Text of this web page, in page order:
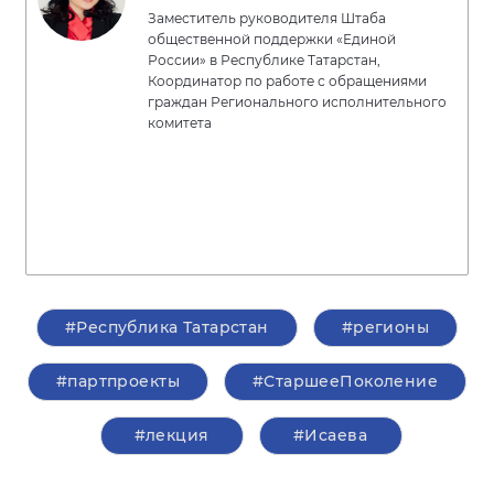
Заместитель руководителя Штаба
общественной поддержки «Единой
России» в Республике Татарстан,
Координатор по работе с обращениями
граждан Регионального исполнительного
комитета
#Республика Татарстан #регионы
#партпроекты #СтаршееПоколение
#лекция #Исаева